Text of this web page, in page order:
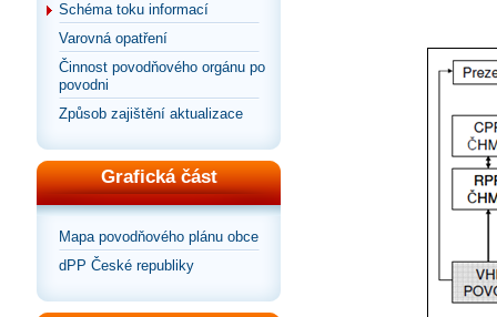
Schéma toku informací
Varovná opatření
Činnost povodňového orgánu po
povodni
Způsob zajištění aktualizace
Grafická část
Mapa povodňového plánu obce
dPP České republiky